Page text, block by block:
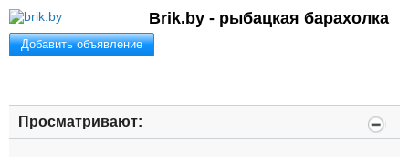
Brik.by - рыбацкая барахолка
Добавить объявление
Просматривают: